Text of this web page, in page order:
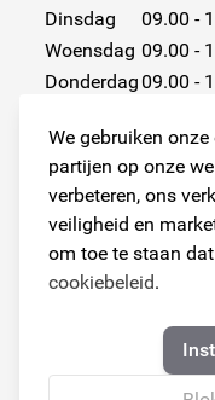
We gebruiken
partijen op onze
verbeteren, ons
veiligheid en
om toe te staan
cookiebeleid.
Dinsdag
09.00 -
Woensdag 09.00 -
Donderdag 09.00 -
Zaterdag
Gesloten
Zondag
Gesloten